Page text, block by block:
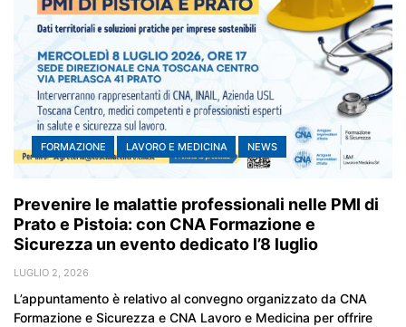
FORMAZIONE LAVORO E MEDICINA NEWS
Prevenire le malattie professionali nelle PMI di
Prato e Pistoia: con CNA Formazione e
Sicurezza un evento dedicato l’8 luglio
LUGLIO 2, 2026
L’appuntamento è relativo al convegno organizzato da CNA
Formazione e Sicurezza e CNA Lavoro e Medicina per offrire